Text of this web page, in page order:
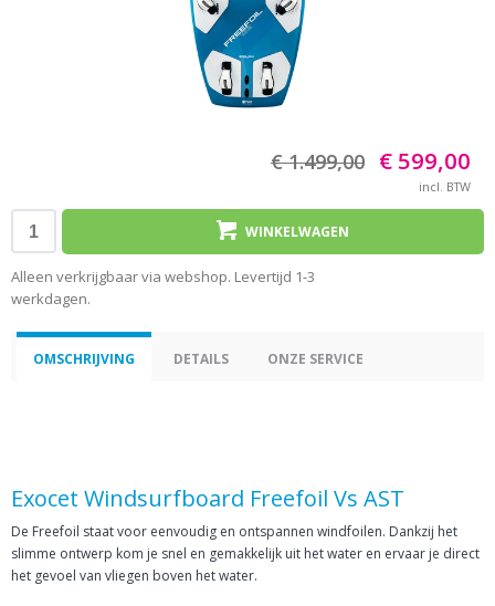
€ 1.499,00 € 599,00
incl. BTW
WINKELWAGEN
Alleen verkrijgbaar via webshop. Levertijd 1-3
werkdagen.
OMSCHRIJVING DETAILS ONZE SERVICE
Exocet Windsurfboard Freefoil Vs AST
De Freefoil staat voor eenvoudig en ontspannen windfoilen. Dankzij het
slimme ontwerp kom je snel en gemakkelijk uit het water en ervaar je direct
het gevoel van vliegen boven het water.